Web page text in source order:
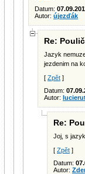
Datum:
Autor: újezďák
Re:
Jazyk
jezdenim na
[ Zpět ]
Datum:
Autor:
Re:
Joj, s
[ Zpět ]
Datum:
Autor: